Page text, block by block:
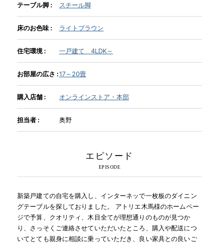
納品事例
INFORMATION
MOKUBA CHANNEL
よくあるご質問
テーブル脚 : スチール脚
床のお色味 : ライトブラウン
住宅環境 : 一戸建て 4LDK～
お部屋の広さ :17～20畳
購入店舗 : オンラインストア・本部
担当者 : 奥野
エピソード
新築戸建ての自宅を購入し、インターネッで一枚板のダイニン
グテーブルを探しておりました。 アトリエ木馬様のホームペー
ジで予算、クオリティ、木目全てが理想通りのものが見つか
り、さっそくご連絡させていただいたところ、購入や配送につ
いてとても親身に相談に乗っていただき、良い家具との良いご